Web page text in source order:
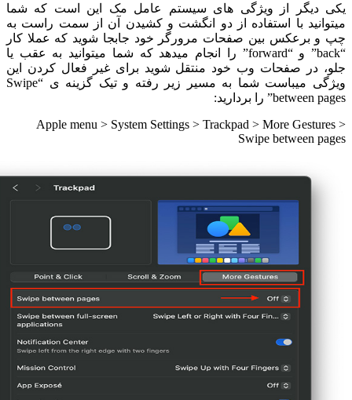
یکی دیگر از ویژگی های سیستم عامل مک این است که شما
میتوانید با استفاده از دو انگشت و کشیدن آن از سمت راست به
چپ و برعکس بین صفحات مرورگر خود جابجا شوید که عملا کار
“back” و “forward” را انجام میدهد که شما میتوانید به عقب یا
جلو، در صفحات وب خود منتقل شوید برای غیر فعال کردن این
ویژگی میباست شما به مسیر زیر رفته و تیک گزینه ی “Swipe
between pages” را بردارید:
Apple menu > System Settings > Trackpad > More Gestures >
Swipe between pages